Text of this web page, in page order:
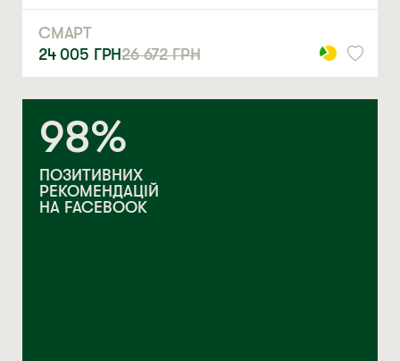
СМАРТ
24 005 ГРН26 672ГРН
98%
ПОЗИТИВНИХ
РЕКОМЕНДАЦІЙ
НА FACEBOOK